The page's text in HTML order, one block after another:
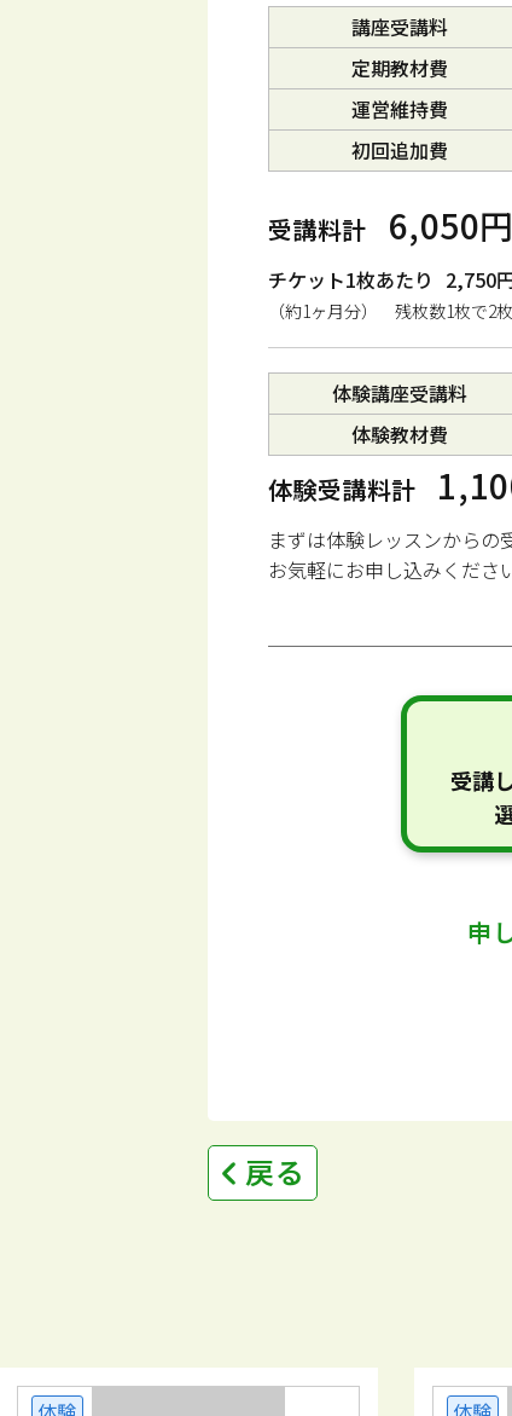
講座受講料
定期教材費
運営維持費
初回追加費
受講料計 6,050円
チケット1枚あたり 2,750
（約1ヶ月分） 残枚数1枚で2
体験講座受講料
体験教材費
体験受講料計
まずは体験レッスンからの
お気軽にお申し込みくださ
受講
申
戻る